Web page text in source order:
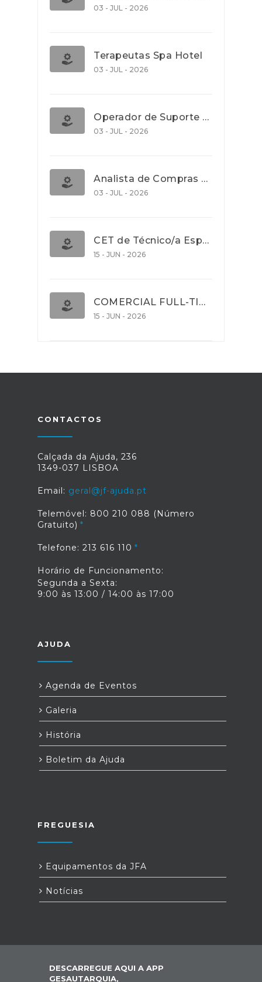
03 - JUL - 2026
Terapeutas Spa Hotel
03 - JUL - 2026
Operador de Suporte Operacional
03 - JUL - 2026
Analista de Compras e Contratos (Banca)
03 - JUL - 2026
CET de Técnico/a Especialista em Comércio Internacional (Nível 5)
15 - JUN - 2026
COMERCIAL FULL-TIME
15 - JUN - 2026
CONTACTOS
Calçada da Ajuda, 236
1349-037 LISBOA
Email: geral@jf-ajuda.pt
Telemóvel: 800 210 088 (Número
Gratuito)
Telefone: 213 616 110
Horário de Funcionamento:
Segunda a Sexta:
9:00 às 13:00 / 14:00 às 17:00
AJUDA
Agenda de Eventos
Galeria
História
Boletim da Ajuda
FREGUESIA
Equipamentos da JFA
Notícias
DESCARREGUE AQUI A APP
GESAUTARQUIA,